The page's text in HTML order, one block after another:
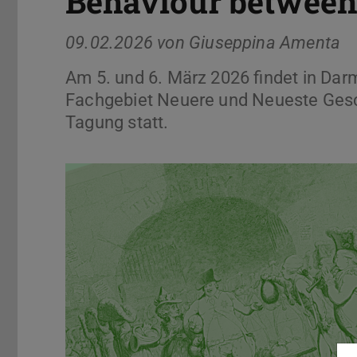
09.02.2026 von Giuseppina Amenta
Am 5. und 6. März 2026 findet in
Fachgebiet Neuere und Neueste
Tagung statt.